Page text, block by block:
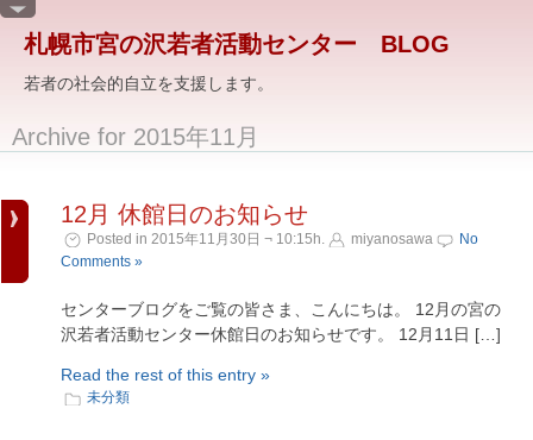
札幌市宮の沢若者活動センター BLOG
若者の社会的自立を支援します。
Archive for 2015年11月
12月 休館日のお知らせ
Posted in 2015年11月30日 ¬ 10:15h. miyanosawa
No
Comments »
センターブログをご覧の皆さま、こんにちは。 12月の宮の
沢若者活動センター休館日のお知らせです。 12月11日 […]
Read the rest of this entry »
未分類